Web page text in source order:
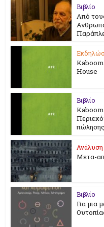
Βιβλίο
Από
House
Βιβλίο
πώλησης
Ανάλυση
Μετα-
Βιβλίο
Για μια